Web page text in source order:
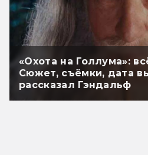
«Охота на Голлума»:
Сюжет, съёмки, дата
рассказал Гэндальф